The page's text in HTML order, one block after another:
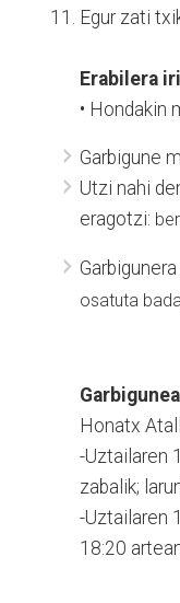
Egur zati
Erabilera
• Hondakin
Garbigune
Utzi nahi
eragotzi:
osatuta
Garbigunea
Honatx
-Uztailaren
zabalik;
-Uztailaren
18:20